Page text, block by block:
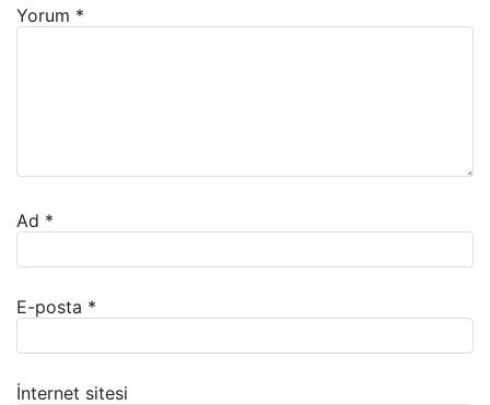
Yorum *
Ad *
E-posta *
İnternet sitesi